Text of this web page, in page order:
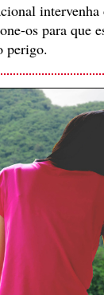
intervenha
os para que
perigo.